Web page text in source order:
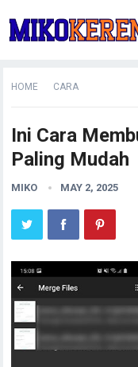
HOME CARA
Ini Cara
Paling Mudah
MIKO MAY 2, 2025